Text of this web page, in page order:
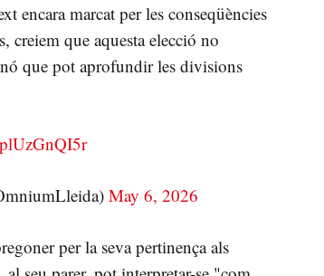
marcat per les conseqüències
creiem que aquesta elecció no
que pot aprofundir les divisions
May 6, 2026
per la seva pertinença als